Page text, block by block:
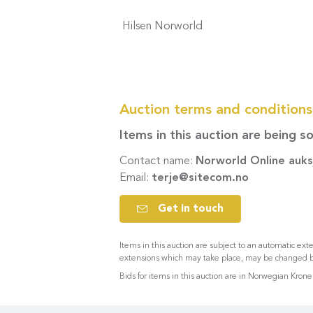
Hilsen Norworld
Auction terms and
Items in this auction are being
Contact name: Norworld Online
Email: terje@sitecom.no
Get in touch
Items in this auction are subject to an automatic
extensions which may take place, may be
Bids for items in this auction are in Norwegian